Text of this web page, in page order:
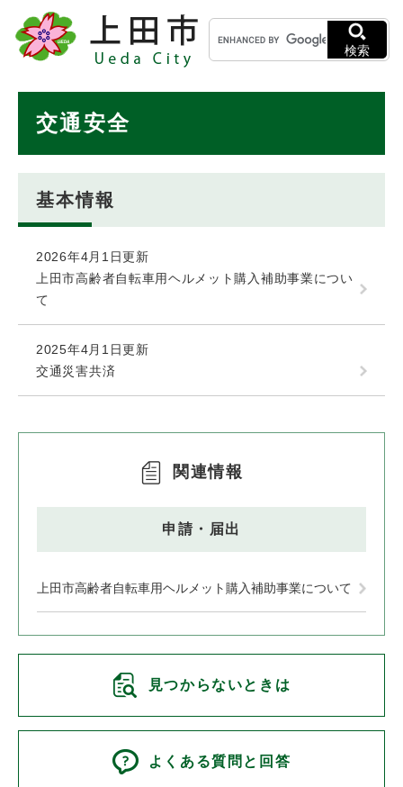
メニューを飛ばして本文へ
キ
ー
ワ
検索
交通安全
基本情報
2026年4月1日更新
上田市高齢者自転車用ヘルメット購入補助事業につい
て
2025年4月1日更新
交通災害共済
関連情報
申請・届出
上田市高齢者自転車用ヘルメット購入補助事業について
見つからないときは
よくある質問と回答